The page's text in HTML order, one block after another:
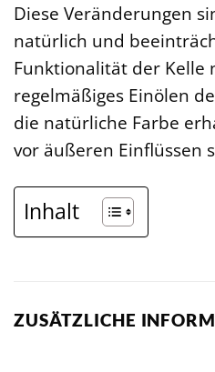
Diese Veränderungen
natürlich und
Funktionalität der Kelle
regelmäßiges Einölen
die natürliche Farbe
vor äußeren Einflüssen
Inhalt
ZUSÄTZLICHE